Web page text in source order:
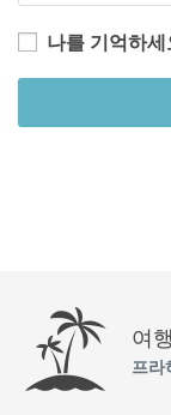
나를 기억하세
여
프라